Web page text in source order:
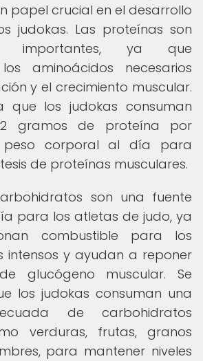
papel crucial en el desarrollo
judokas. Las proteínas son
importantes, ya que
aminoácidos necesarios
y el crecimiento muscular.
que los judokas consuman
gramos de proteína por
peso corporal al día para
de proteínas musculares.
son una fuente
para los atletas de judo, ya
combustible para los
intensos y ayudan a reponer
glucógeno muscular. Se
los judokas consuman una
de carbohidratos
verduras, frutas, granos
para mantener niveles